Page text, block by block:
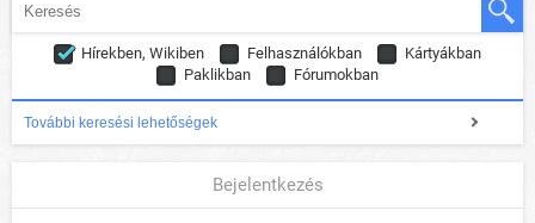
Hírekben, Wikiben Felhasználókban
Kártyákban
Paklikban
Fórumokban
További keresési lehetőségek
Bejelentkezés